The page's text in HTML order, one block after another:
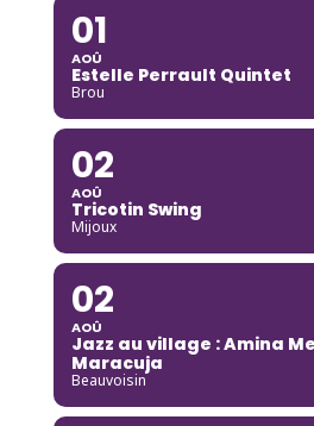
01
AOÛ
Estelle Perrault Quintet
Brou
02
AOÛ
Tricotin Swing
Mijoux
02
AOÛ
Jazz au village : Amina
Maracuja
Beauvoisin